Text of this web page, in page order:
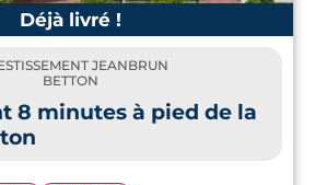
Déjà livré !
JEANBRUN
BETTON
8 minutes à pied de la